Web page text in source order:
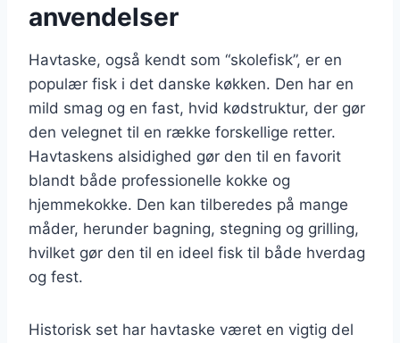
anvendelser
Havtaske, også kendt som “skolefisk”, er en
populær fisk i det danske køkken. Den har en
mild smag og en fast, hvid kødstruktur, der gør
den velegnet til en række forskellige retter.
Havtaskens alsidighed gør den til en favorit
blandt både professionelle kokke og
hjemmekokke. Den kan tilberedes på mange
måder, herunder bagning, stegning og grilling,
hvilket gør den til en ideel fisk til både hverdag
og fest.
Historisk set har havtaske været en vigtig del